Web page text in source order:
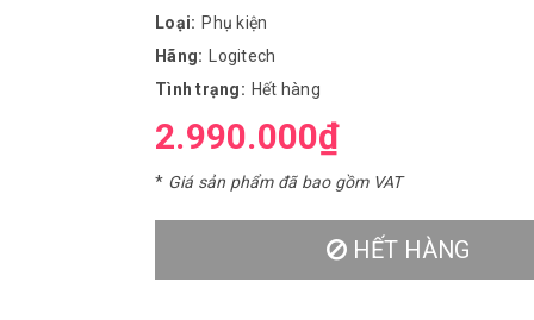
Loại: Phụ kiện
Hãng:
Logitech
Tình trạng: Hết hàng
2.990.000₫
* Giá sản phẩm đã bao gồm VAT
HẾT HÀNG